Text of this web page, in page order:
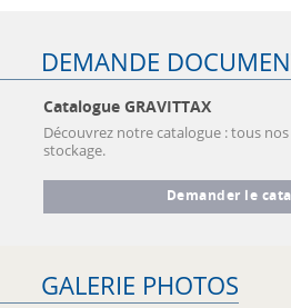
DEMANDE
Catalogue GRAVITTAX
Découvrez notre catalogue : tous
stockage.
Demander le
GALERIE PHOTOS